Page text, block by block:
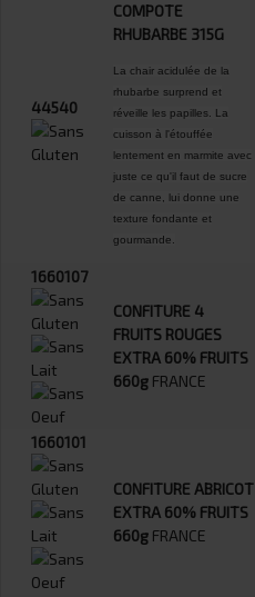
44540
COMPOTE
RHUBARBE 315G
La chair acidulée de la
rhubarbe surprend et
réveille les papilles. La
cuisson à l'étouffée
lentement en marmite avec
juste ce qu'il faut de sucre
de canne, lui donne une
texture fondante et
gourmande.
1660107
CONFITURE 4
FRUITS ROUGES
EXTRA 60% FRUITS
660g FRANCE
1660101
CONFITURE ABRICOT
EXTRA 60% FRUITS
660g FRANCE